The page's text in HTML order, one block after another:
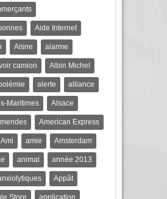
Aide Internet
Aisne alarme
camion Albin Michel
alerte alliance
Maritimes Alsace
American Express
Ami amie Amsterdam
animal année 2013
Appât
Store application